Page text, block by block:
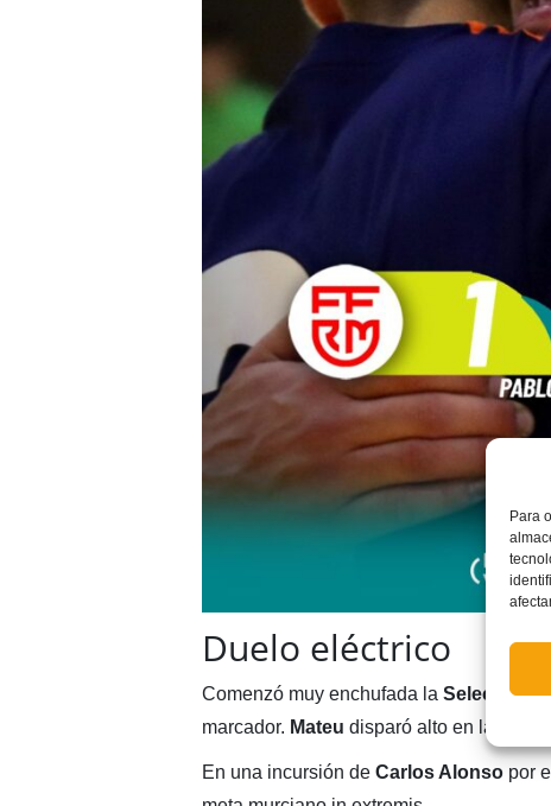
Para
Duelo eléctrico
Comenzó muy enchufada la Selecció,
marcador. Mateu disparó alto en la
En una incursión de Carlos Alonsopor